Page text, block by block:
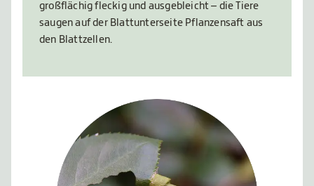
großflächig fleckig und ausgebleicht – die Tiere
saugen auf der Blattunterseite Pflanzensaft aus
den Blattzellen.